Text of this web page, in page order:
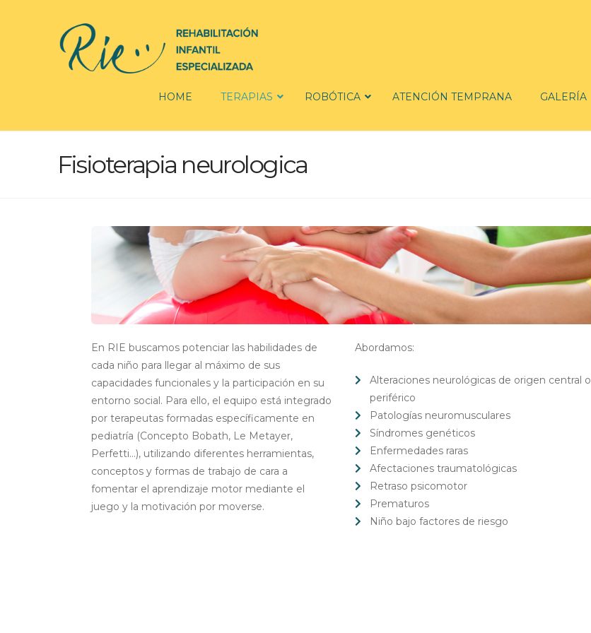
HOME TERAPIAS ROBÓTICA ATENCIÓN TEMPRANA GALERÍA
Fisioterapia neurologica
En RIE buscamos potenciar las habilidades de
cada niño para llegar al máximo de sus
capacidades funcionales y la participación en su
entorno social. Para ello, el equipo está integrado
por terapeutas formadas específicamente en
pediatría (Concepto Bobath, Le Metayer,
Perfetti…), utilizando diferentes herramientas,
conceptos y formas de trabajo de cara a
fomentar el aprendizaje motor mediante el
juego y la motivación por moverse.
Abordamos:
Alteraciones neurológicas de origen central o
periférico
Patologías neuromusculares
Síndromes genéticos
Enfermedades raras
Afectaciones traumatológicas
Retraso psicomotor
Prematuros
Niño bajo factores de riesgo